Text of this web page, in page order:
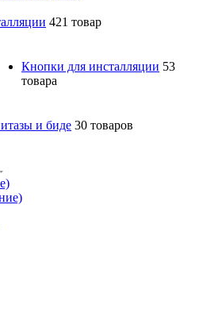
421 товар
Кнопки для инсталляции 53
товара
и биде 30 товаров